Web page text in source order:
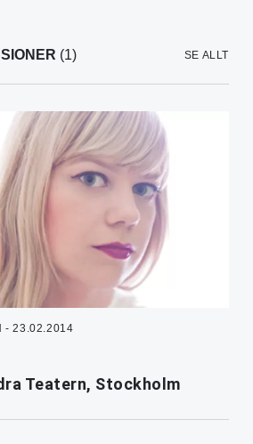
(1) SE ALLT
- 23.02.2014
Teatern, Stockholm